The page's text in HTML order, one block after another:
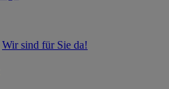
Wir sind für Sie da!